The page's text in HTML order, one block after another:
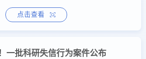
学基金委员会审定，决定撤销迟某某相关国
，追回已拨资金，取消迟某某国家自然科学
请资格5年，给予迟某某通报批评。
点击查看
一批科研失信行为案件公布